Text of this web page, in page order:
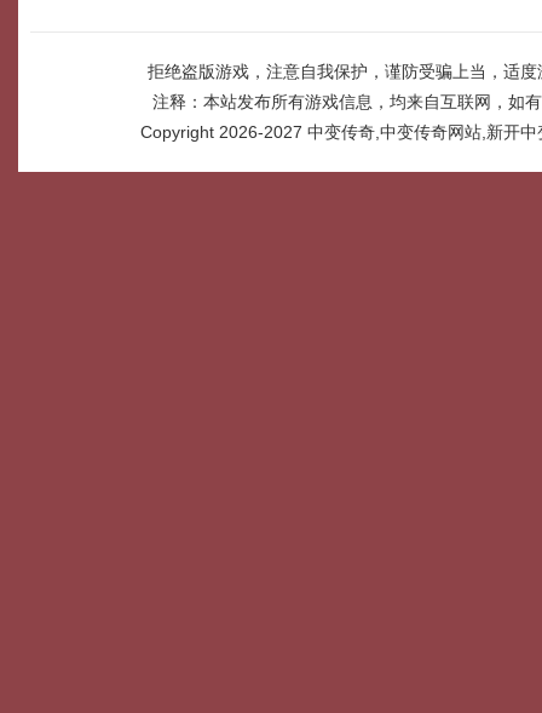
拒绝盗版游戏，注意自我保护，谨防受骗上当，适
注释：本站发布所有游戏信息，均来自互联网，如
Copyright 2026-2027 中变传奇,中变传奇网站,新开